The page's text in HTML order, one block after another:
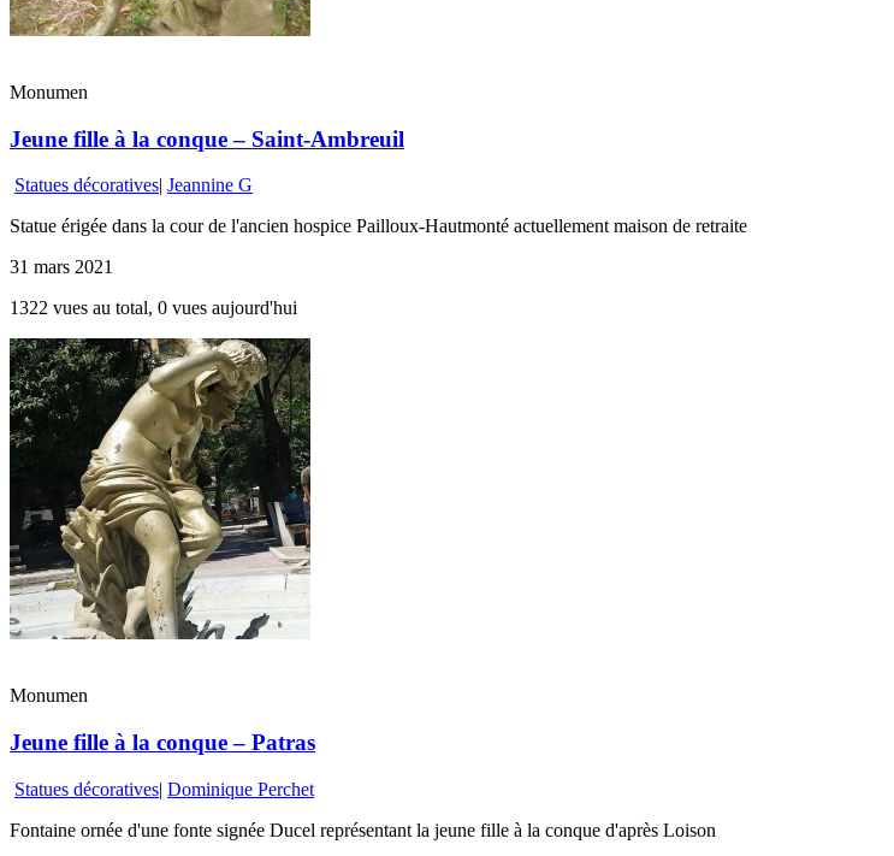
Monumen
Jeune fille à la conque – Saint-Ambreuil
Statues décoratives| Jeannine G
Statue érigée dans la cour de l'ancien hospice Pailloux-Hautmonté actuellement maison de retraite
31 mars 2021
1322 vues au total, 0 vues aujourd'hui
Monumen
Jeune fille à la conque – Patras
Statues décoratives| Dominique Perchet
Fontaine ornée d'une fonte signée Ducel représentant la jeune fille à la conque d'après Loison